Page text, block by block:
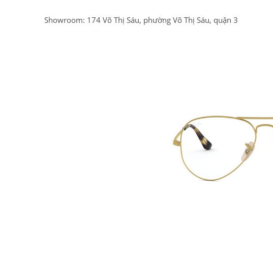
Showroom: 174 Võ Thị Sáu, phường Võ Thị Sáu, quận 3